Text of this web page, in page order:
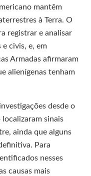
mantêm
à Terra. O
registrar e analisar
civis, e, em
Armadas afirmaram
alienígenas tenham
desde o
sinais
ainda que alguns
Para
nesses
causas mais